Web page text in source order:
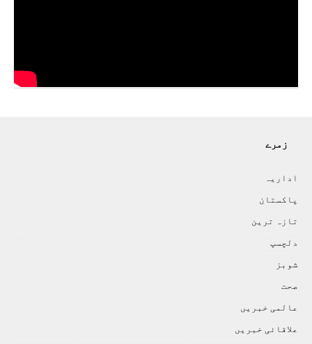
زمرے
اداريہ
پاکستان
تازہ ترين
دلچسپ
شوبز
صحت
عالمی خبريں
علاقائی خبريں